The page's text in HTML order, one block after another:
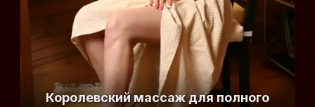
Королевский массаж для полного